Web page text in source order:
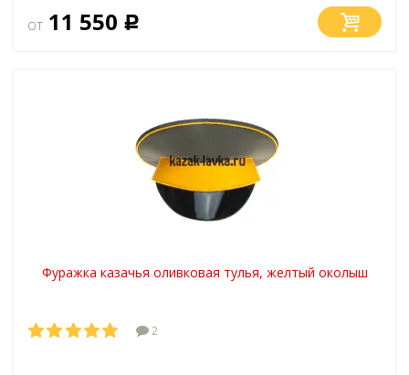
от 11 550 Р
Фуражка казачья оливковая тулья, желтый околыш
2